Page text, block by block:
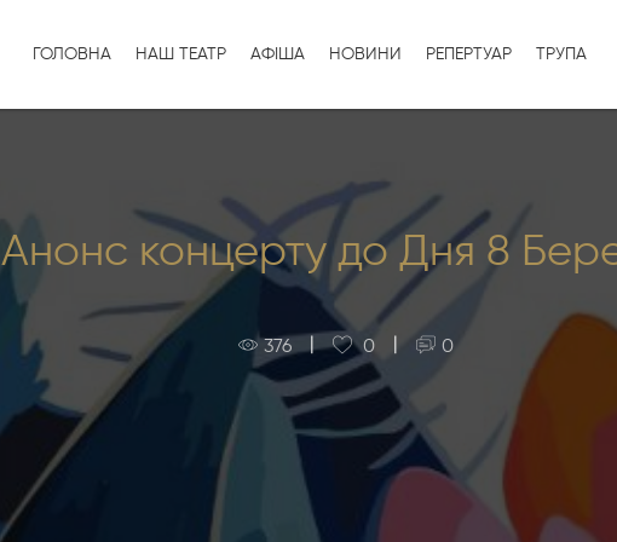
ГОЛОВНА НАШ ТЕАТР АФІША НОВИНИ РЕПЕРТУАР ТРУПА
Анонс концерту до Дня 8
376 0 0